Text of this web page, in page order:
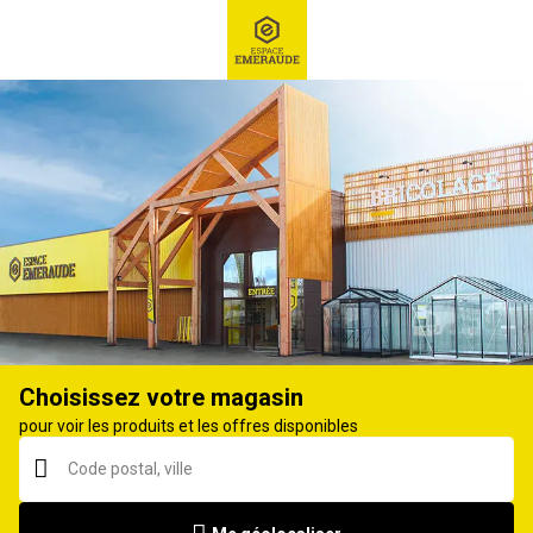
Ex : Robot tondeuse, ...
Divers accessoires attelage
Choisissez votre magasin
pour voir les produits et les offres disponibles